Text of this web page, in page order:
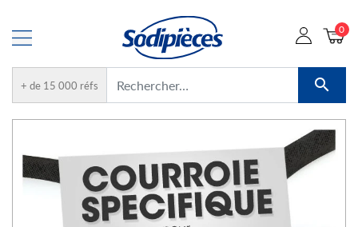
+ de 15 000 réfs 
0